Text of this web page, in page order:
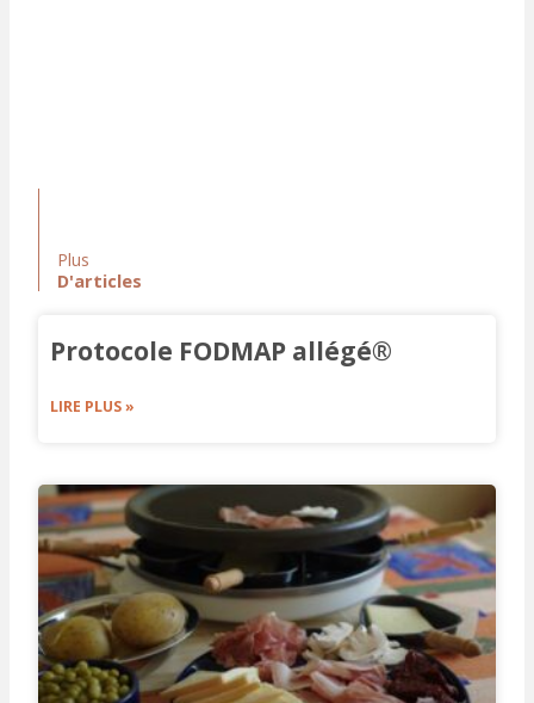
Plus
D'articles
Protocole FODMAP allégé®
LIRE PLUS »